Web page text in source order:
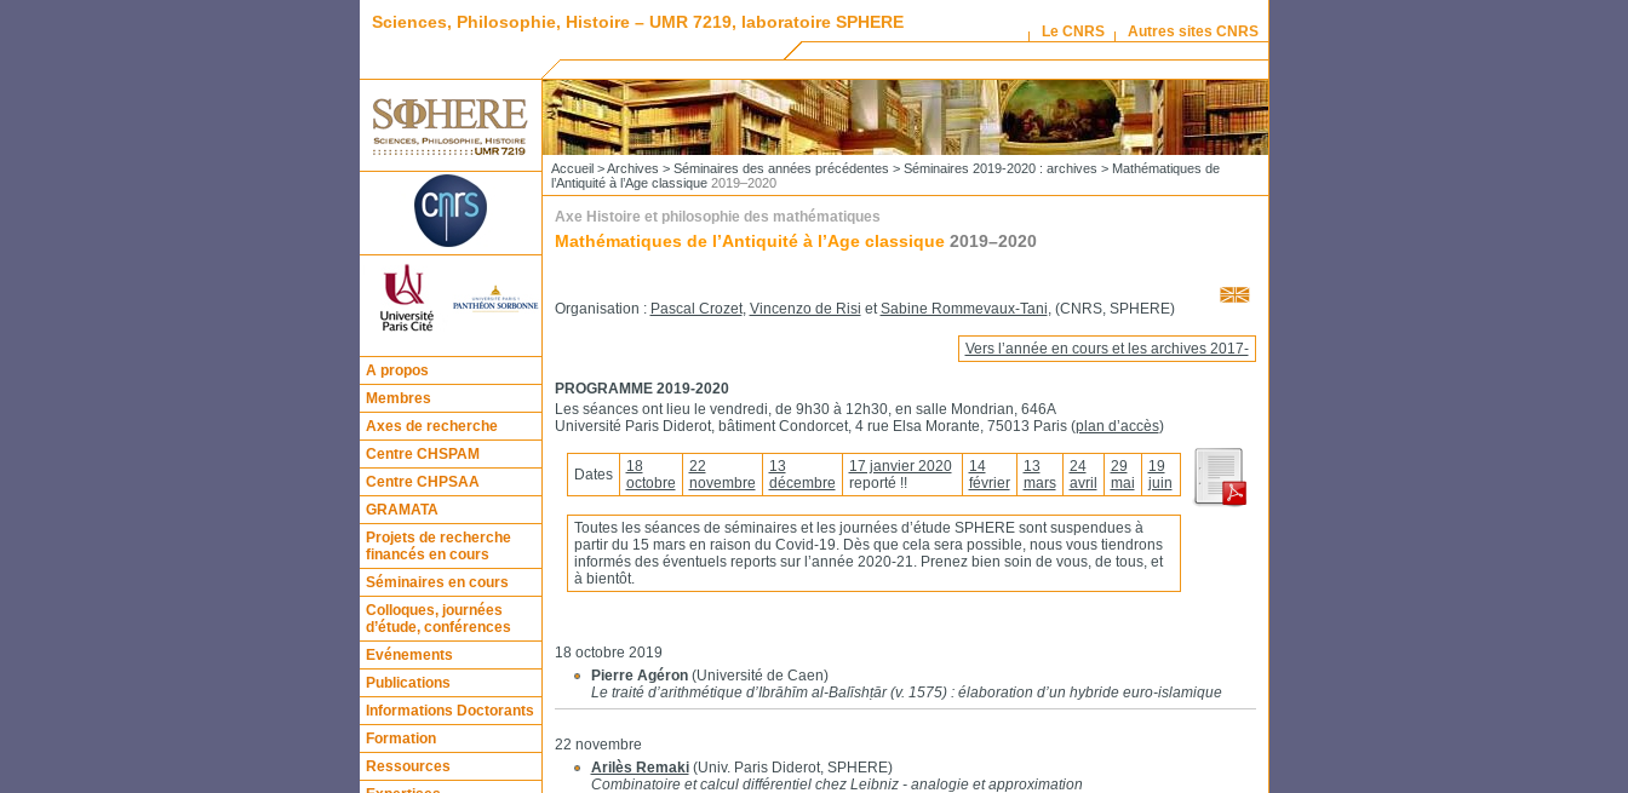
Sciences, Philosophie, Histoire – UMR 7219, laboratoire SPHERE Le CNRS Autres sites CNRS
A propos
Membres
Axes de recherche
Centre CHSPAM
Centre CHPSAA
GRAMATA
Projets de recherche
financés en cours
Séminaires en cours
Colloques, journées
d’étude, conférences
Evénements
Publications
Informations Doctorants
Formation
Ressources
Accueil>Archives > Séminaires des années précédentes > Séminaires 2019-2020 : archives > Mathématiques de
l’Antiquité à l’Age classique 2019–2020
Axe Histoire et philosophie des mathématiques
Mathématiques de l’Antiquité à l’Age classique 2019–2020
Organisation : Pascal Crozet, Vincenzo de Risi etSabine Rommevaux-Tani, (CNRS, SPHERE)
Vers l’année en cours et les archives 2017-
PROGRAMME 2019-2020
Les séances ont lieu le vendredi, de 9h30 à 12h30, en salle Mondrian, 646A
Université Paris Diderot, bâtiment Condorcet, 4 rue Elsa Morante, 75013 Paris (plan d’accès)
Dates
18
octobre
22
novembre
13
décembre
17 janvier 2020
reporté !!
14
février
13
mars
24
avril
29
mai
19
juin
Toutes les séances de séminaires et les journées d’étude SPHERE sont suspendues à
partir du 15 mars en raison du Covid-19. Dès que cela sera possible, nous vous tiendrons
informés des éventuels reports sur l’année 2020-21. Prenez bien soin de vous, de tous, et
à bientôt.
18 octobre 2019
Pierre Agéron (Université de Caen)
Le traité d’arithmétique d’Ibrāhīm al-Balīshṭār (v. 1575) : élaboration d’un hybride euro-islamique
22 novembre
Arilès Remaki(Univ. Paris Diderot, SPHERE)
Combinatoire et calcul différentiel chez Leibniz - analogie et approximation